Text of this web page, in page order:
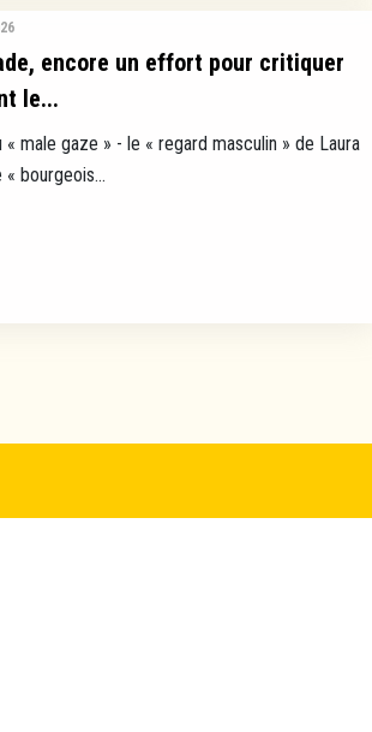
encore un effort pour critiquer
le...
« male gaze » - le « regard masculin » de Laura
« bourgeois...